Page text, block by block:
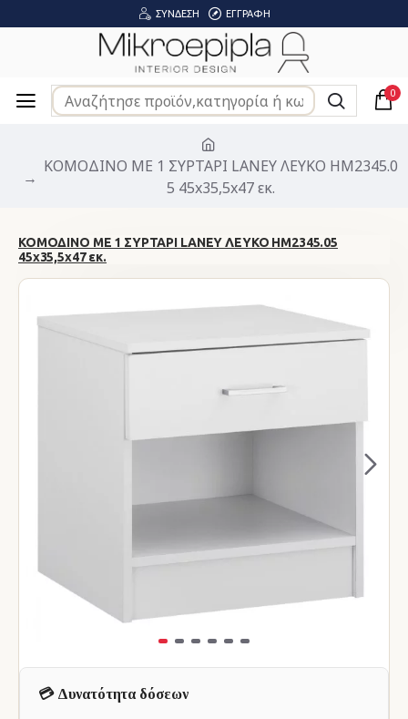
ΣΎΝΔΕΣΗ ΕΓΓΡΑΦΉ
0
ΚΟΜΟΔΙΝΟ ΜΕ 1 ΣΥΡΤΑΡΙ LANEY ΛΕΥΚΟ HM2345.0
5 45x35,5x47 εκ.
ΚΟΜΟΔΙΝΟ ΜΕ 1 ΣΥΡΤΑΡΙ LANEY ΛΕΥΚΟ HM2345.05
45x35,5x47 εκ.
💳 Δυνατότητα δόσεων